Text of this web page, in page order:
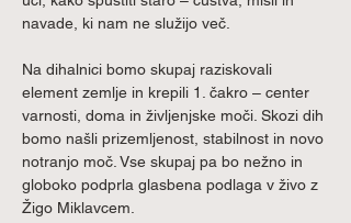
navade, ki nam ne služijo več.
Na dihalnici bomo skupaj raziskovali
element zemlje in krepili 1. čakro – center
varnosti, doma in življenjske moči. Skozi dih
bomo našli prizemljenost, stabilnost in novo
notranjo moč. Vse skupaj pa bo nežno in
globoko podprla glasbena podlaga v živo z
Žigo Miklavcem.